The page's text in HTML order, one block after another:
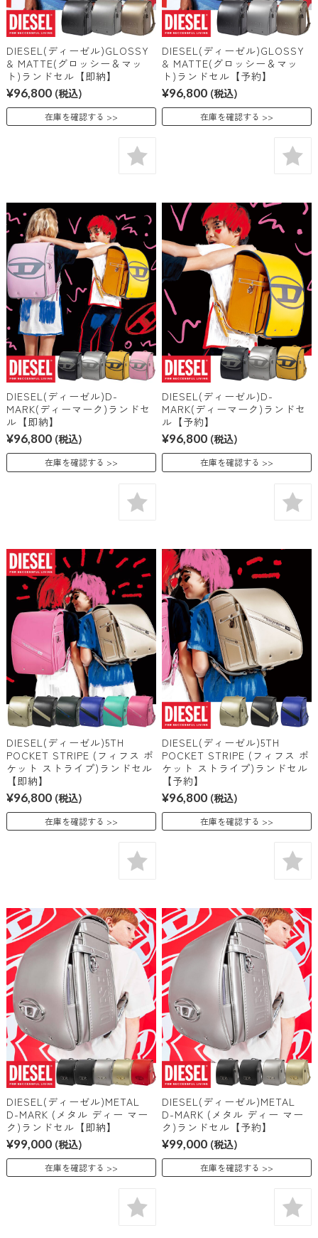
DIESEL(ディーゼル)GLOSSY
& MATTE(グロッシー＆マッ
ト)ランドセル【即納】
¥96,800 (税込)
在庫を確認する
DIESEL(ディーゼル)GLOSSY
& MATTE(グロッシー＆マッ
ト)ランドセル【予約】
¥96,800 (税込)
在庫を確認する
DIESEL(ディーゼル)D-
MARK(ディーマーク)ランドセ
ル【即納】
¥96,800 (税込)
在庫を確認する
DIESEL(ディーゼル)D-
MARK(ディーマーク)ランドセ
ル【予約】
¥96,800 (税込)
在庫を確認する
DIESEL(ディーゼル)5TH
POCKET STRIPE (フィフス ポ
ケット ストライプ)ランドセル
【即納】
¥96,800 (税込)
在庫を確認する
DIESEL(ディーゼル)5TH
POCKET STRIPE (フィフス ポ
ケット ストライプ)ランドセル
【予約】
¥96,800 (税込)
在庫を確認する
DIESEL(ディーゼル)METAL
D-MARK (メタル ディー マー
ク)ランドセル【即納】
¥99,000 (税込)
在庫を確認する
DIESEL(ディーゼル)METAL
D-MARK (メタル ディー マー
ク)ランドセル【予約】
¥99,000 (税込)
在庫を確認する